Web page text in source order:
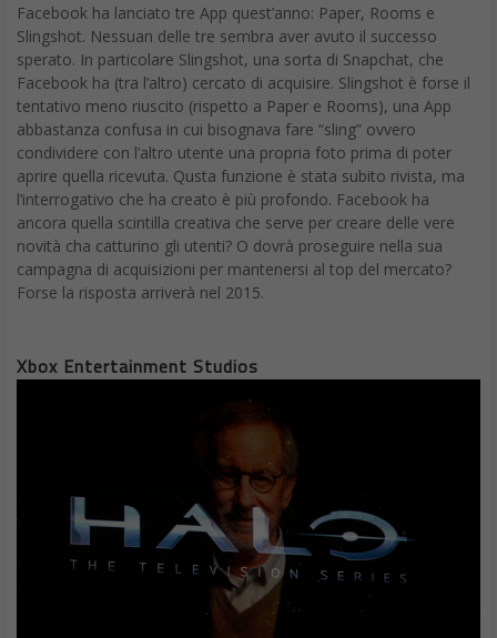
Facebook ha lanciato tre App quest’anno: Paper, Rooms e
Slingshot. Nessuan delle tre sembra aver avuto il successo
sperato. In particolare Slingshot, una sorta di Snapchat, che
Facebook ha (tra l’altro) cercato di acquisire. Slingshot è forse il
tentativo meno riuscito (rispetto a Paper e Rooms), una App
abbastanza confusa in cui bisognava fare “sling” ovvero
condividere con l’altro utente una propria foto prima di poter
aprire quella ricevuta. Qusta funzione è stata subito rivista, ma
l’interrogativo che ha creato è più profondo. Facebook ha
ancora quella scintilla creativa che serve per creare delle vere
novità cha catturino gli utenti? O dovrà proseguire nella sua
campagna di acquisizioni per mantenersi al top del mercato?
Forse la risposta arriverà nel 2015.
Xbox Entertainment Studios